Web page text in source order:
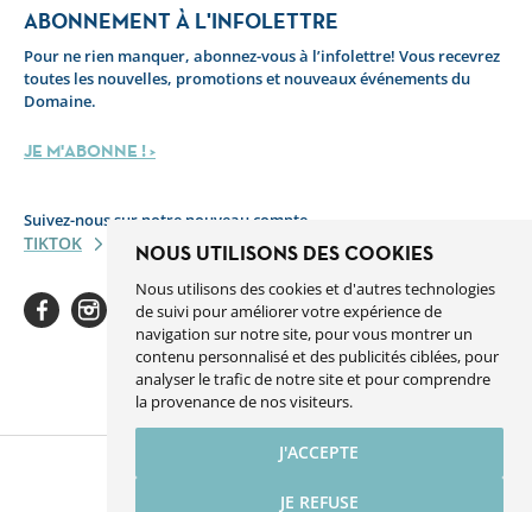
NOUS UTILISONS DES COOKIES
Nous utilisons des cookies et d'autres technologies
de suivi pour améliorer votre expérience de
navigation sur notre site, pour vous montrer un
contenu personnalisé et des publicités ciblées, pour
analyser le trafic de notre site et pour comprendre
la provenance de nos visiteurs.
J'ACCEPTE
JE REFUSE
ABONNEMENT À L'INFOLETTRE
Pour ne rien manquer, abonnez-vous à l’infolettre! Vous recevrez
toutes les nouvelles, promotions et nouveaux événements du
Domaine.
JE M'ABONNE ! >
Suivez-nous sur notre nouveau compte
TIKTOK
InstagramYoutubeLinkedinSpotify